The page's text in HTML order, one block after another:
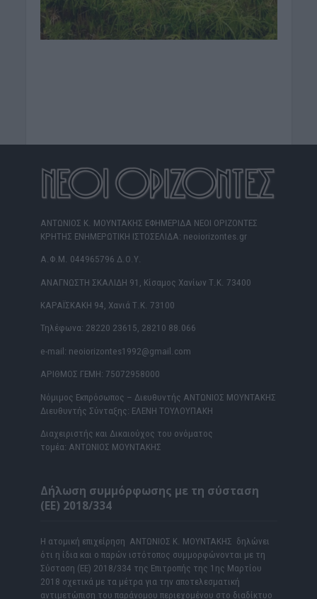
ΑΝΤΩΝΙΟΣ Κ. ΜΟΥΝΤΑΚΗΣ ΕΦΗΜΕΡΙΔΑ ΝΕΟΙ ΟΡΙΖΟΝΤΕΣ
ΚΡΗΤΗΣ ΕΝΗΜΕΡΩΤΙΚΗ ΙΣΤΟΣΕΛΙΔΑ: neoiorizontes.gr
Α.Φ.Μ. 044965796 Δ.Ο.Υ.
ΑΝΑΓΝΩΣΤΗ ΣΚΑΛΙΔΗ 91, Κίσαμος Χανίων Τ.Κ. 73400
ΚΑΡΑΪΣΚΑΚΗ 94, Χανιά Τ.Κ. 73100
Τηλέφωνα: 28220 23615, 28210 88.066
e-mail: neoiorizontes1992@gmail.com
ΑΡΙΘΜΟΣ ΓΕΜΗ: 75072958000
Νόμιμος Εκπρόσωπος – Διευθυντής ΑΝΤΩΝΙΟΣ ΜΟΥΝΤΑΚΗΣ
Διευθυντής Σύνταξης: ΕΛΕΝΗ ΤΟΥΛΟΥΠΑΚΗ
Διαχειριστής και Δικαιούχος του ονόματος
τομέα: ΑΝΤΩΝΙΟΣ ΜΟΥΝΤΑΚΗΣ
Δήλωση συμμόρφωσης με τη σύσταση
(ΕΕ) 2018/334
Η ατομική επιχείρηση ΑΝΤΩΝΙΟΣ Κ. ΜΟΥΝΤΑΚΗΣ δηλώνει
ότι η ίδια και ο παρών ιστότοπος συμμορφώνονται με τη
Σύσταση (ΕΕ) 2018/334 της Επιτροπής της 1ης Μαρτίου
2018 σχετικά με τα μέτρα για την αποτελεσματική
αντιμετώπιση του παράνομου περιεχομένου στο διαδίκτυο